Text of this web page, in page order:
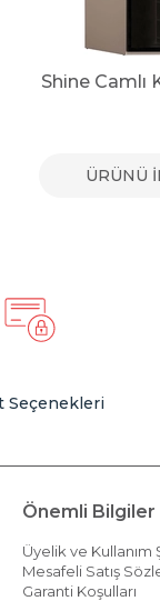
Shine Camlı
ÜRÜNÜ
Seçenekleri
Önemli Bilgiler
Üyelik ve Kullanım
Mesafeli Satış
Garanti Koşulları